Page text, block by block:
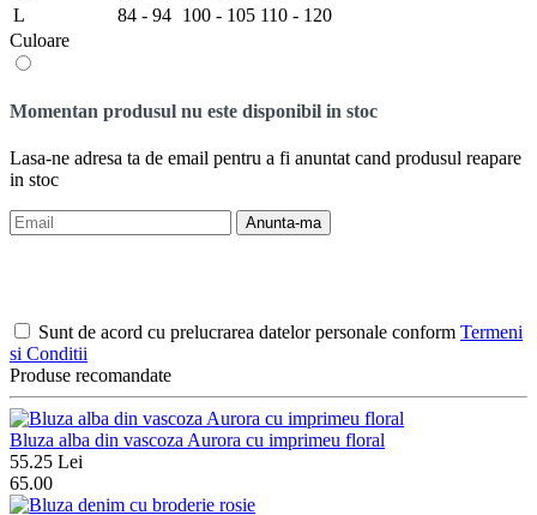
L
84 - 94 100 - 105 110 - 120
Culoare
Momentan produsul nu este disponibil in stoc
Lasa-ne adresa ta de email pentru a fi anuntat cand produsul reapare
in stoc
Anunta-ma
Sunt de acord cu prelucrarea datelor personale conform Termeni
si Conditii
Produse recomandate
Bluza alba din vascoza Aurora cu imprimeu floral
55.25 Lei
65.00